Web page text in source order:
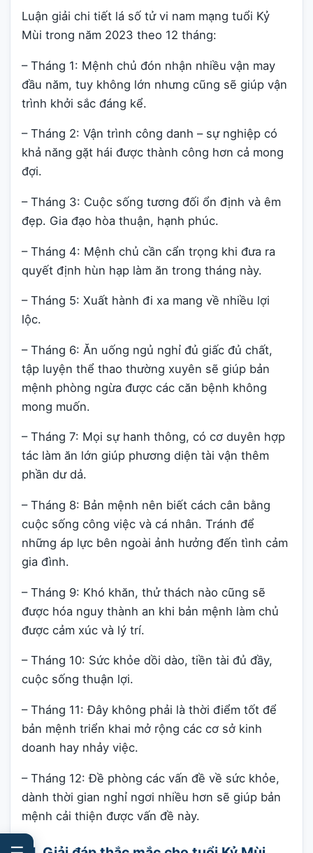
Luận giải chi tiết lá số tử vi nam mạng tuổi Kỷ
Mùi trong năm 2023 theo 12 tháng:
– Tháng 1: Mệnh chủ đón nhận nhiều vận may
đầu năm, tuy không lớn nhưng cũng sẽ giúp vận
trình khởi sắc đáng kể.
– Tháng 2: Vận trình công danh – sự nghiệp có
khả năng gặt hái được thành công hơn cả mong
đợi.
– Tháng 3: Cuộc sống tương đối ổn định và êm
đẹp. Gia đạo hòa thuận, hạnh phúc.
– Tháng 4: Mệnh chủ cần cẩn trọng khi đưa ra
quyết định hùn hạp làm ăn trong tháng này.
– Tháng 5: Xuất hành đi xa mang về nhiều lợi
lộc.
– Tháng 6: Ăn uống ngủ nghỉ đủ giấc đủ chất,
tập luyện thể thao thường xuyên sẽ giúp bản
mệnh phòng ngừa được các căn bệnh không
mong muốn.
– Tháng 7: Mọi sự hanh thông, có cơ duyên hợp
tác làm ăn lớn giúp phương diện tài vận thêm
phần dư dả.
– Tháng 8: Bản mệnh nên biết cách cân bằng
cuộc sống công việc và cá nhân. Tránh để
những áp lực bên ngoài ảnh hưởng đến tình cảm
gia đình.
– Tháng 9: Khó khăn, thử thách nào cũng sẽ
được hóa nguy thành an khi bản mệnh làm chủ
được cảm xúc và lý trí.
– Tháng 10: Sức khỏe dồi dào, tiền tài đủ đầy,
cuộc sống thuận lợi.
– Tháng 11: Đây không phải là thời điểm tốt để
bản mệnh triển khai mở rộng các cơ sở kinh
doanh hay nhảy việc.
– Tháng 12: Đề phòng các vấn đề về sức khỏe,
dành thời gian nghỉ ngơi nhiều hơn sẽ giúp bản
mệnh cải thiện được vấn đề này.